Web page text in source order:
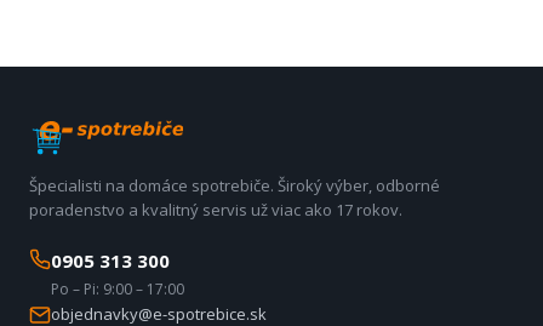
Špecialisti na domáce spotrebiče. Široký výber, odborné
poradenstvo a kvalitný servis už viac ako 17 rokov.
0905 313 300
Po – Pi: 9:00 – 17:00
objednavky@e-spotrebice.sk